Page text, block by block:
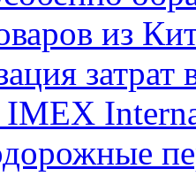
из
затрат
IMEX